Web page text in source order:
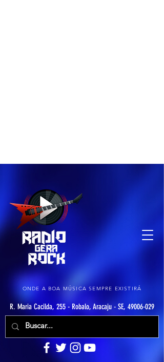
ONDE A BOA MÚSICA SEMPRE EXISTIRÁ
R. Maria Cacilda, 255 - Robalo, Aracaju - SE, 49006-029